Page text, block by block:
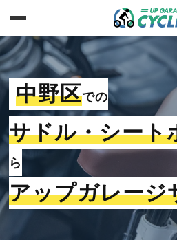
中野区での
サドル・シート
ら
アップガレージ